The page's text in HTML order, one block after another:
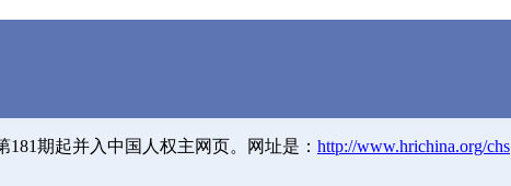
期起并入中国人权主网页。网址是： http://www.hrichina.org/chs